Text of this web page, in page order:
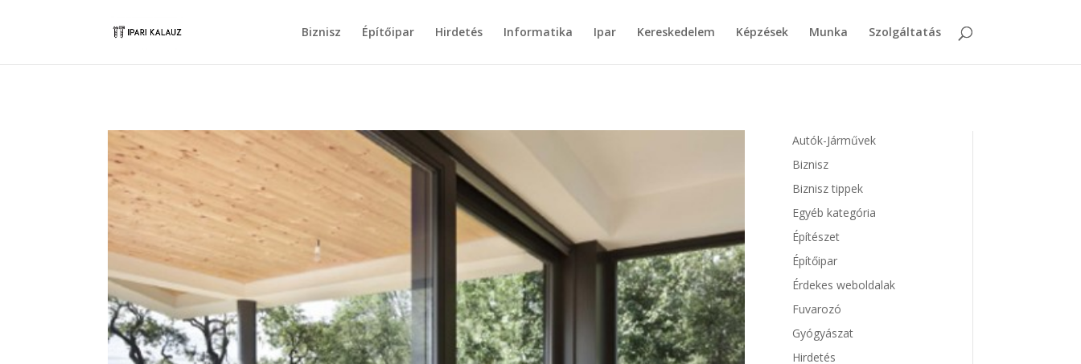
Biznisz Építőipar Hirdetés Informatika Ipar Kereskedelem Képzések Munka Szolgáltatás
Autók-Járművek
Biznisz
Biznisz tippek
Egyéb kategória
Építészet
Építőipar
Érdekes weboldalak
Fuvarozó
Gyógyászat
Hirdetés